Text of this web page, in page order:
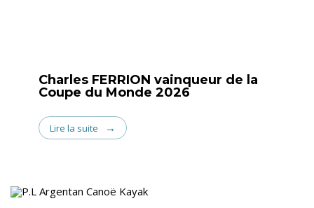
Charles FERRION vainqueur de la
Coupe du Monde 2026
Lire la suite